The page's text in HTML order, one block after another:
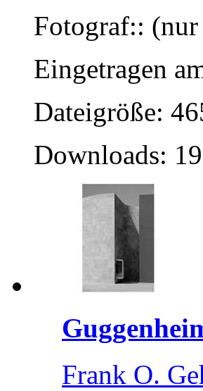
Fotograf::
Eingetragen
Dateigröße:
Downloads: 19
Frank O.